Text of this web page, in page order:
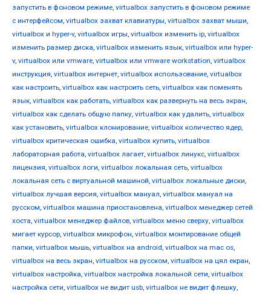
запустить в фоновом режиме, virtualbox запустить в фоновом режиме
с интерфейсом, virtualbox захват клавиатуры, virtualbox захват мыши,
virtualbox и hyper-v, virtualbox игры, virtualbox изменить ip, virtualbox
изменить размер диска, virtualbox изменить язык, virtualbox или hyper-
v, virtualbox или vmware, virtualbox или vmware workstation, virtualbox
инструкция, virtualbox интернет, virtualbox использование, virtualbox
как настроить, virtualbox как настроить сеть, virtualbox как поменять
язык, virtualbox как работать, virtualbox как развернуть на весь экран,
virtualbox как сделать общую папку, virtualbox как удалить, virtualbox
как установить, virtualbox клонирование, virtualbox количество ядер,
virtualbox критическая ошибка, virtualbox купить, virtualbox
лабораторная работа, virtualbox лагает, virtualbox линукс, virtualbox
лицензия, virtualbox логи, virtualbox локальная сеть, virtualbox
локальная сеть с виртуальной машиной, virtualbox локальные диски,
virtualbox лучшая версия, virtualbox мануал, virtualbox мануал на
русском, virtualbox машина приостановлена, virtualbox менеджер сетей
хоста, virtualbox менеджер файлов, virtualbox меню сверху, virtualbox
мигает курсор, virtualbox микрофон, virtualbox монтирование общей
папки, virtualbox мышь, virtualbox на android, virtualbox на mac os,
virtualbox на весь экран, virtualbox на русском, virtualbox на цял екран,
virtualbox настройка, virtualbox настройка локальной сети, virtualbox
настройка сети, virtualbox не видит usb, virtualbox не видит флешку,